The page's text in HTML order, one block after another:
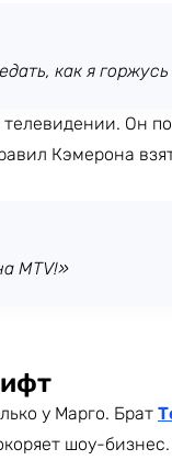
как я
Он
Кэмерона
MTV!»
у Марго. Брат
шоу-